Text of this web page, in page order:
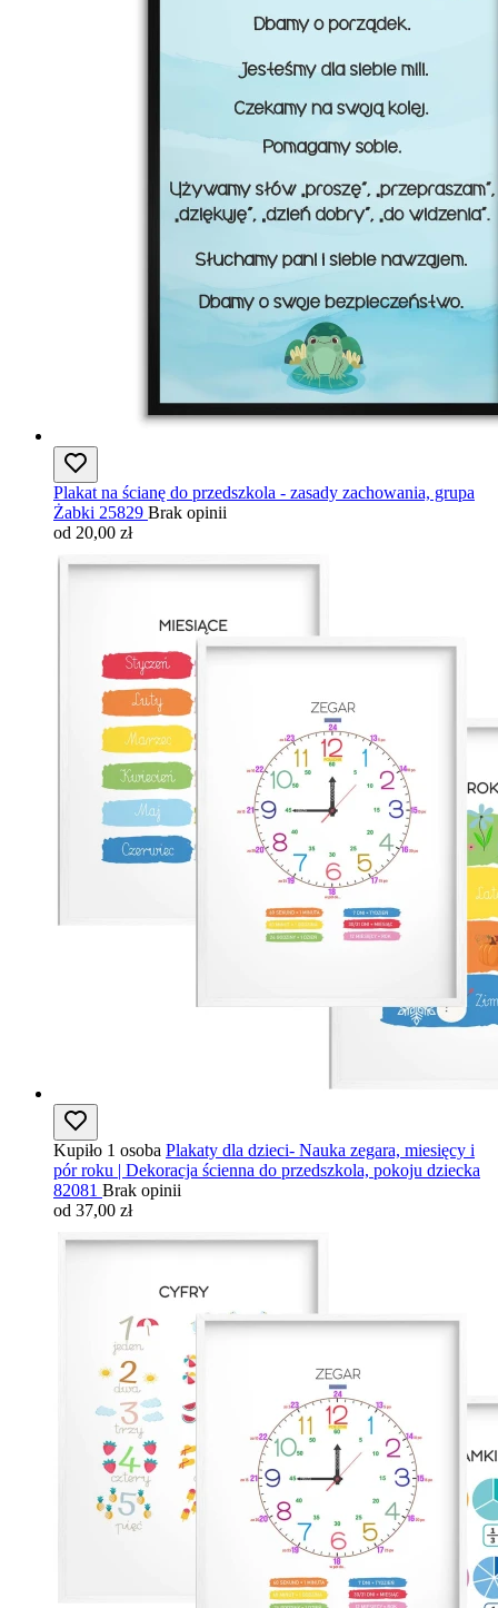
Plakat na ścianę do przedszkola - zasady zachowania, grupa
Żabki 25829 Brak opinii
od 20,00 zł
Kupiło 1 osoba Plakaty dla dzieci- Nauka zegara, miesięcy i
pór roku | Dekoracja ścienna do przedszkola, pokoju dziecka
82081 Brak opinii
od 37,00 zł